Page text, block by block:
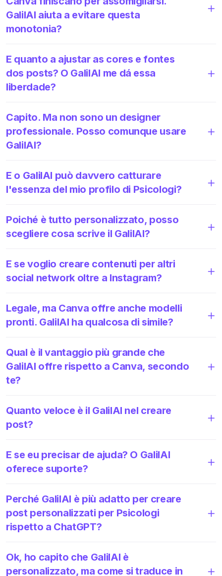
GalilAI aiuta a evitare questa
monotonia?
E quanto a ajustar as cores e fontes
dos posts? O GalilAI me dá essa
liberdade?
Capito. Ma non sono un designer
professionale. Posso comunque usare
GalilAI?
E o GalilAI può davvero catturare
l'essenza del mio profilo di Psicologi?
Poiché è tutto personalizzato, posso
scegliere cosa scrive il GalilAI?
E se voglio creare contenuti per altri
social network oltre a Instagram?
Legale, ma Canva offre anche modelli
pronti. GalilAI ha qualcosa di simile?
Qual è il vantaggio più grande che
GalilAI offre rispetto a Canva, secondo
te?
Quanto veloce è il GalilAI nel creare
post?
E se eu precisar de ajuda? O GalilAI
oferece suporte?
Perché GalilAI è più adatto per creare
post personalizzati per Psicologi
rispetto a ChatGPT?
Ok, ho capito che GalilAI è
personalizzato, ma come si traduce in